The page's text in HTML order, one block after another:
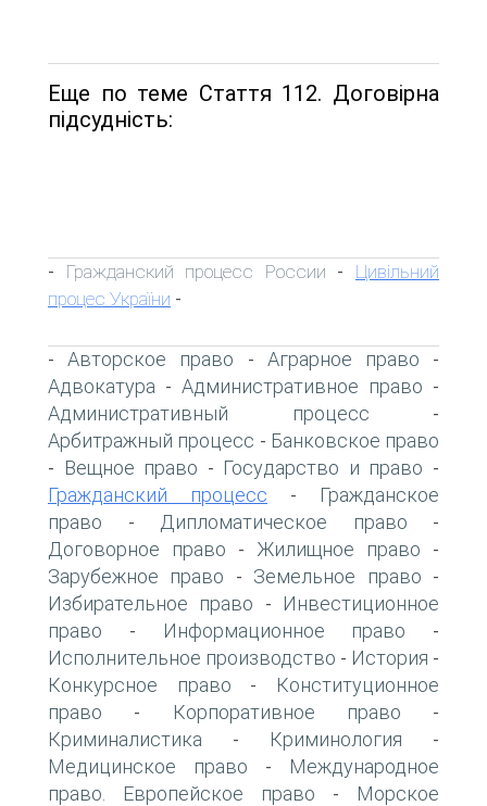
Еще по теме Стаття 112. Договірна
підсудність:
- Гражданский процесс России - Цивільний
процес України -
-Авторское право - Аграрное право -
Адвокатура - Административное право -
Административный процесс -
Арбитражный процесс - Банковское право
- Вещное право - Государство и право -
Гражданский процесс -
Гражданское
право - Дипломатическое право -
Договорное право - Жилищное право -
Зарубежное право - Земельное право -
Избирательное право -
Инвестиционное
право - Информационное право -
Исполнительное производство - История -
Конкурсное право -
Конституционное
право - Корпоративное право -
Криминалистика - Криминология -
Медицинское право -
Международное
право. Европейское право -
Морское